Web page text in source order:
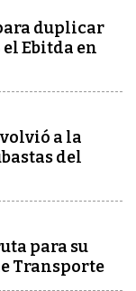
duplicar
Ebitda en
a la
del
para su
Transporte